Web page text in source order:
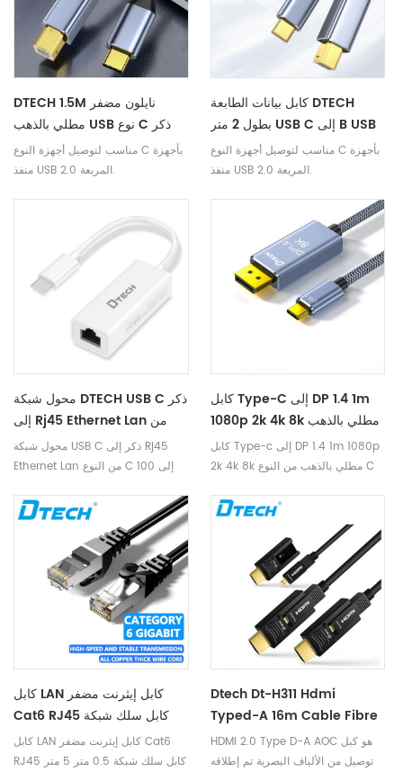
DTECH 1.5M نايلون مضفر
مطلي بالذهب USB نوع C ذكر
إلى B ذكر 2.0 طابعة USB كابل
بيانات لفك لوحة المفاتيح
مناسب لتوصيل أجهزة النوع C بأجهزة
منفذ USB 2.0 المربعة.
كابل بيانات الطابعة DTECH
بطول 2 متر USB C إلى B USB
2.0 كابل منفذ مربع لجهاز فاكس
الطابعة PLC
مناسب لتوصيل أجهزة النوع C بأجهزة
منفذ USB 2.0 المربعة.
محول شبكة DTECH USB C ذكر
إلى Rj45 Ethernet Lan من
النوع C إلى 100 ميجابت/ثانية
كابل تحويل NIC 0.2 متر
محول شبكة USB C ذكر إلى Rj45
Ethernet Lan من النوع C إلى 100
كابل Type-C إلى DP 1.4 1m
1080p 2k 4k 8k مطلي بالذهب
من النوع C إلى كابل DP
للكمبيوتر / الجهاز اللوحي /
كابل Type-c إلى DP 1.4 1m 1080p
2k 4k 8k مطلي بالذهب من النوع C
اللوحي / الهاتف
كابل LAN كابل إيثرنت مضفر
Cat6 RJ45 كابل سلك شبكة
0.5 متر 5 متر 20 متر كابل لان
متوافق لمودم الألعاب جهاز
كابل LAN كابل إيثرنت مضفر Cat6
RJ45 كابل سلك شبكة 0.5 متر 5 متر
Dtech Dt-H311 Hdmi
Typed-A 16m Cable Fibre
HDMI 2.0 Type D-A AOC هو كبل
توصيل من الألياف البصرية تم إطلاقه